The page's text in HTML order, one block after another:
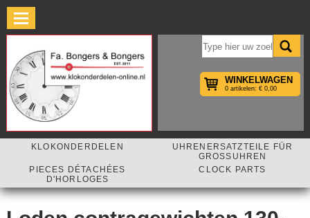
WINKELWAGEN
0 artikelen: € 0,00
KLOKONDERDELEN
UHRENERSATZTEILE FÜR
GROSSUHREN
PIECES DÉTACHÉES
D'HORLOGES
CLOCK PARTS